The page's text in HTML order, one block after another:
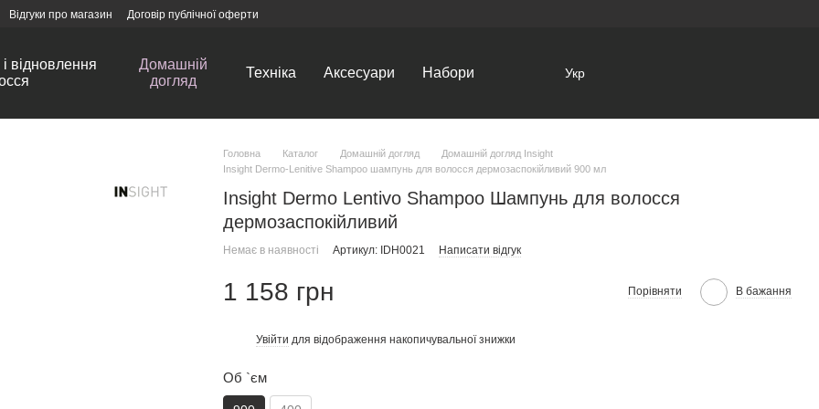
Відгуки про магазин Договір публічної оферти
відновлення
Домашній
догляд
Техніка Аксесуари Набори Укр
Головна Каталог Домашній догляд
Домашній догляд Insight
Insight Dermo-Lenitive Shampoo шампунь для волосся дермозаспокійливий 900 мл
Insight Dermo Lentivo Shampoo Шампунь для волосся
дермозаспокійливий
Немає в наявності Артикул: IDH0021 Написати відгук
1 158 грн Порівняти В бажання
Увійти для відображення накопичувальної знижки
Об `єм